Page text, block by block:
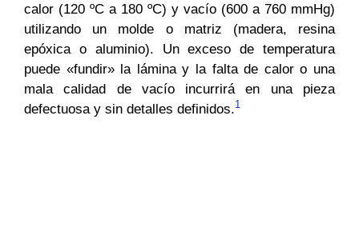
calor (120 ºC a 180 ºC) y vacío (600 a 760 mmHg)
utilizando un molde o matriz (madera, resina
epóxica o aluminio). Un exceso de temperatura
puede «fundir» la lámina y la falta de calor o una
mala calidad de vacío incurrirá en una pieza
defectuosa y sin detalles definidos.1